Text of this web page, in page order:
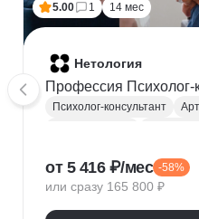
5.00 1 14 мес
Нетология
Профессия Психолог-
Психолог-консультант
Кризисный психолог
Телесно-ориентированная
от 5 416 ₽/мес -58%
или сразу 165 800 ₽